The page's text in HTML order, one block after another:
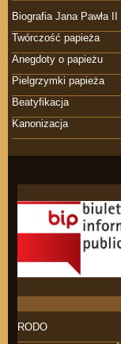
Biografia Jana Pawła II
Twórczość papieża
Anegdoty o papieżu
Pielgrzymki papieża
Beatyfikacja
Kanonizacja
RODO